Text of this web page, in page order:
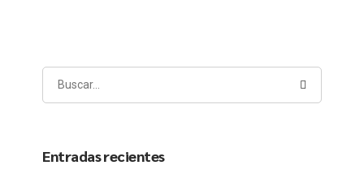
Entradas recientes